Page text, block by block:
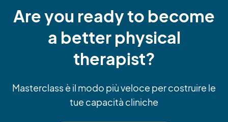
Are you ready to become
a better physical
therapist?
Masterclass è il modo più veloce per costruire le
tue capacità cliniche